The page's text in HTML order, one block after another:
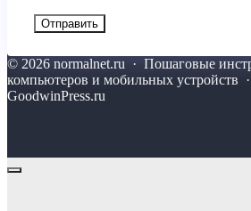
© 2026 normalnet.ru · Пошаговые
компьютеров и мобильных устройств
GoodwinPress.ru